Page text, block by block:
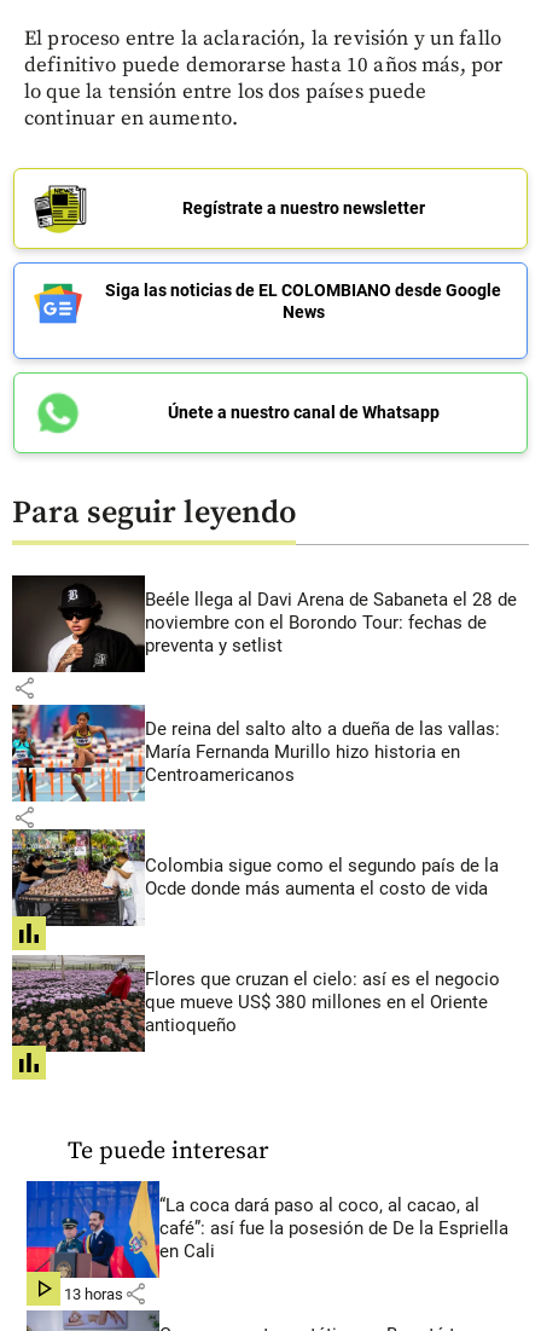
El proceso entre la aclaración, la revisión y un fallo
definitivo puede demorarse hasta 10 años más, por
lo que la tensión entre los dos países puede
continuar en aumento.
Regístrate a nuestro newsletter
Siga las noticias de EL COLOMBIANO desde Google
News
Únete a nuestro canal de Whatsapp
Para seguir leyendo
Beéle llega al Davi Arena de Sabaneta el 28 de
noviembre con el Borondo Tour: fechas de
preventa y setlist
share
De reina del salto alto a dueña de las vallas:
María Fernanda Murillo hizo historia en
Centroamericanos
share
Colombia sigue como el segundo país de la
Ocde donde más aumenta el costo de vida
share
Flores que cruzan el cielo: así es el negocio
que mueve US$ 380 millones en el Oriente
antioqueño
share
Te puede interesar
“La coca dará paso al coco, al cacao, al
café”: así fue la posesión de De la Espriella
en Cali
hace 13 horas share